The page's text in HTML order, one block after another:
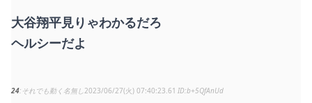
大谷翔平見りゃわかるだろ
ヘルシーだよ
24 それでも動く名無し2023/06/27(火) 07:40:23.61 b+5QfAnUd